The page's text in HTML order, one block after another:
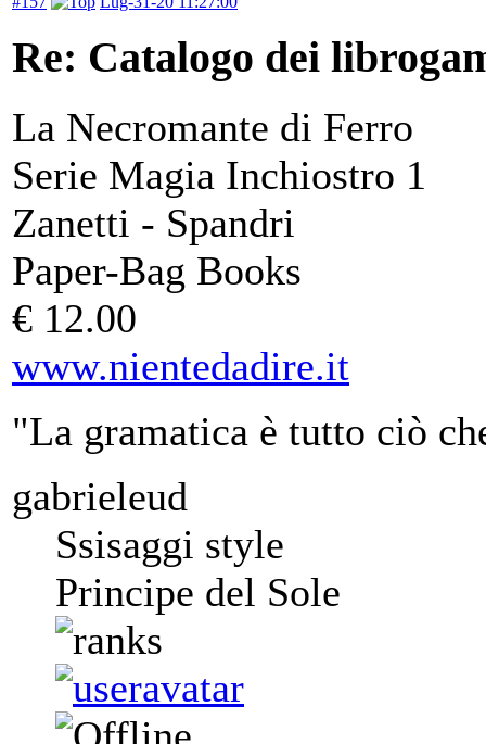
Re: Catalogo dei
La Necromante di Ferro
Serie Magia Inchiostro 1
Zanetti - Spandri
Paper-Bag Books
€ 12.00
www.nientedadire.it
"La gramatica è tutto ciò
gabrieleud
Ssisaggi style
Principe del Sole